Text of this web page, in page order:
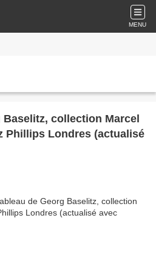
MENU
collection Marcel
Phillips Londres (actualisé